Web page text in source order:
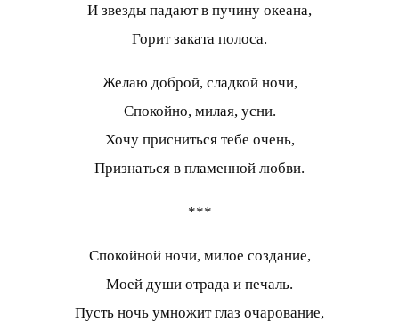
И звезды падают в пучину океана,
Горит заката полоса.
Желаю доброй, сладкой ночи,
Спокойно, милая, усни.
Хочу присниться тебе очень,
Признаться в пламенной любви.
***
Спокойной ночи, милое создание,
Моей души отрада и печаль.
Пусть ночь умножит глаз очарование,